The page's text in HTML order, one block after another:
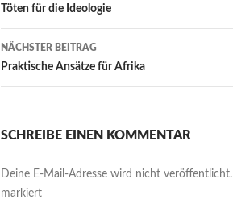
Navigation
Töten für die Ideologie
NÄCHSTER BEITRAG
Praktische Ansätze für Afrika
SCHREIBE EINEN KOMMENTAR
Deine E-Mail-Adresse wird nicht veröffentlicht.
markiert